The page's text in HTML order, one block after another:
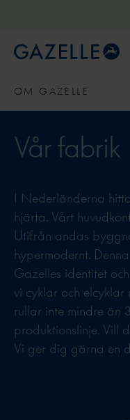
OM GAZELLE
Vår fabrik
I Nederländerna
hjärta. Vårt
Utifrån andas
hypermodernt.
Gazelles identitet
vi cyklar och elcyklar
rullar inte mindre än
produktionslinje. Vill
Vi ger dig gärna en